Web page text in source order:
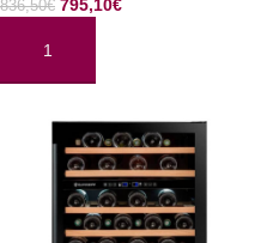
836,50€ 795,10€
AÑADIR AL CARRITO